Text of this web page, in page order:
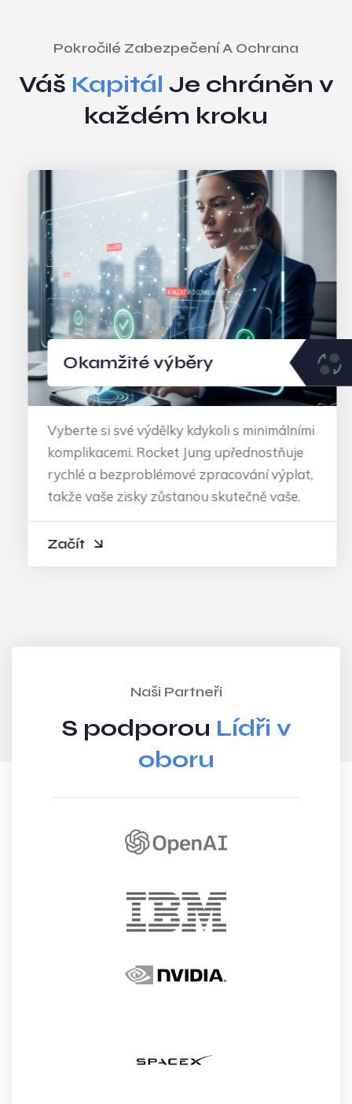
Pokročilé Zabezpečení A Ochrana
Váš Kapitál Je chráněn v
každém kroku
Okamžité výběry
Vyberte si své výdělky kdykoli s minimálními
komplikacemi. Rocket Jung upřednostňuje
rychlé a bezproblémové zpracování výplat,
takže vaše zisky zůstanou skutečně vaše.
Začít
Naši Partneři
S podporou Lídři v
oboru